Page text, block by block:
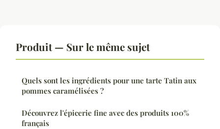
Produit — Sur le même sujet
Quels sont les ingrédients pour une tarte Tatin aux
pommes caramélisées ?
Découvrez l'épicerie fine avec des produits 100%
français